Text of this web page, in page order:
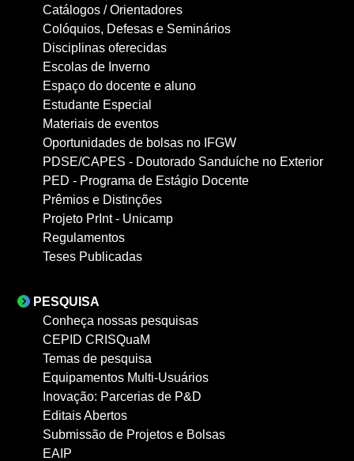
Catálogos / Orientadores
Colóquios, Defesas e Seminários
Disciplinas oferecidas
Escolas de Inverno
Espaço do docente e aluno
Estudante Especial
Materiais de eventos
Oportunidades de bolsas no IFGW
PDSE/CAPES - Doutorado Sanduíche no Exterior
PED - Programa de Estágio Docente
Prêmios e Distinções
Projeto PrInt - Unicamp
Regulamentos
Teses Publicadas
PESQUISA
Conheça nossas pesquisas
CEPID CRISQuaM
Temas de pesquisa
Equipamentos Multi-Usuários
Inovação: Parcerias de P&D
Editais Abertos
Submissão de Projetos e Bolsas
EAIP